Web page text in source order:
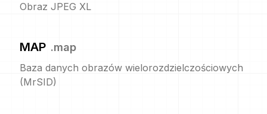
Obraz JPEG XL
MAP .map
Baza danych obrazów wielorozdzielczościowych
(MrSID)